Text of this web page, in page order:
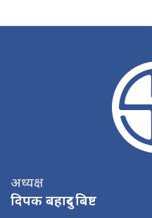
अध्यक्ष
दिपक बहादुर बिष्ट